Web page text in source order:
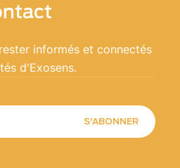
informés et connectés
d'Exosens.
S'ABONNER